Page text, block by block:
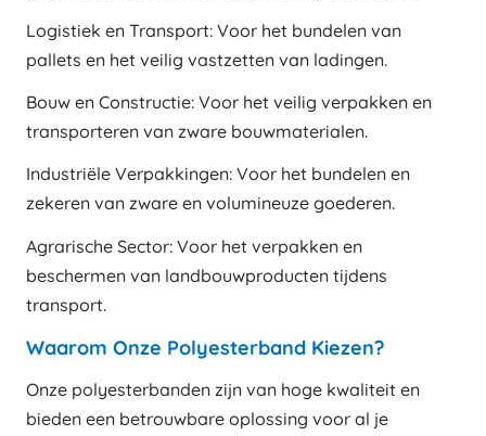
Logistiek en Transport: Voor het bundelen van
pallets en het veilig vastzetten van ladingen.
Bouw en Constructie: Voor het veilig verpakken en
transporteren van zware bouwmaterialen.
Industriële Verpakkingen: Voor het bundelen en
zekeren van zware en volumineuze goederen.
Agrarische Sector: Voor het verpakken en
beschermen van landbouwproducten tijdens
transport.
Waarom Onze Polyesterband Kiezen?
Onze polyesterbanden zijn van hoge kwaliteit en
bieden een betrouwbare oplossing voor al je